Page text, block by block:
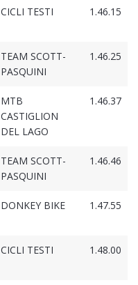
CICLI TESTI 1.46.15
TEAM SCOTT-
PASQUINI
1.46.25
MTB
CASTIGLION
DEL LAGO
1.46.37
TEAM SCOTT-
PASQUINI
1.46.46
DONKEY BIKE 1.47.55
CICLI TESTI 1.48.00